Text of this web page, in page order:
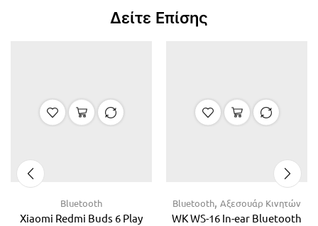
Δείτε Επίσης
Bluetooth
Xiaomi Redmi Buds 6 Play
Bluetooth, Αξεσουάρ Κινητών
WK WS-16 In-ear Bluetooth